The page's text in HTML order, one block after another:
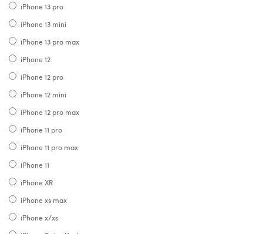
iPhone 13 pro
iPhone 13 mini
iPhone 13 pro max
iPhone 12
iPhone 12 pro
iPhone 12 mini
iPhone 12 pro max
iPhone 11 pro
iPhone 11 pro max
iPhone 11
iPhone XR
iPhone xs max
iPhone x/xs